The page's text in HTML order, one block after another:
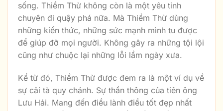
sống. Thiềm Thừ không còn là một yêu tinh
chuyên đi quậy phá nữa. Mà Thiềm Thừ dùng
những kiến thức, những sức mạnh mình tu được
để giúp đỡ mọi người. Không gây ra những tội lội
cũng như chuộc lại những lỗi lầm ngày xưa.
Kể từ đó, Thiềm Thừ được đem ra là một ví dụ về
sự cải tà quy chánh. Sự thần thông của tiên ông
Lưu Hải. Mang đến điều lành điều tốt đẹp nhất